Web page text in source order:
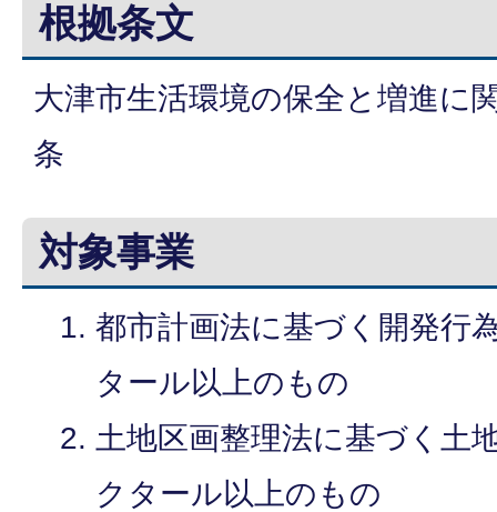
根拠条文
大津市生活環境の保全と増進に
条
対象事業
都市計画法に基づく開発行
タール以上のもの
土地区画整理法に基づく土
クタール以上のもの